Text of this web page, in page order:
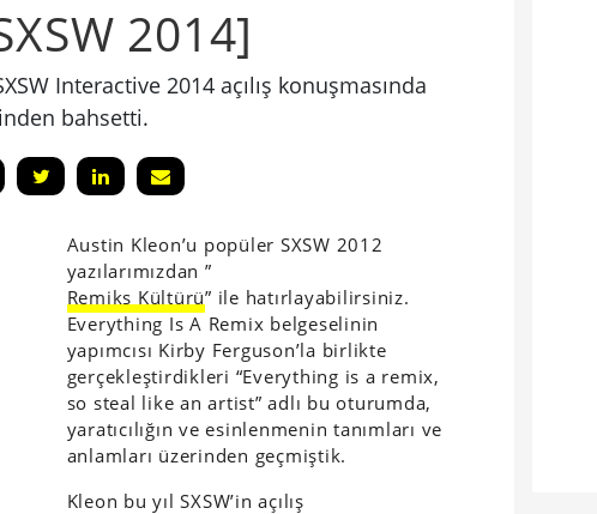
2014]
Interactive 2014 açılış konuşmasında
bahsetti.
Austin Kleon’u popüler SXSW 2012
yazılarımızdan ”
Remiks Kültürü” ile hatırlayabilirsiniz.
Everything Is A Remix belgeselinin
yapımcısı Kirby Ferguson’la birlikte
gerçekleştirdikleri “Everything is a remix,
so steal like an artist” adlı bu oturumda,
yaratıcılığın ve esinlenmenin tanımları ve
anlamları üzerinden geçmiştik.
Kleon bu yıl SXSW’in açılış